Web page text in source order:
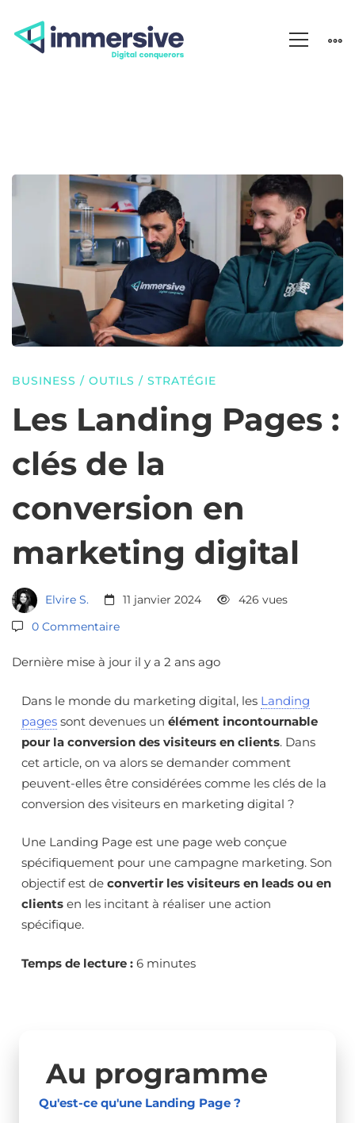
Les
Landing
Pages
:
clés
de
la
conversion
en
marketing
digital
BUSINESS / OUTILS / STRATÉGIE
Les Landing Pages :
clés de la
conversion en
marketing digital
Elvire S. 11 janvier 2024
426 vues
0 Commentaire
Dernière mise à jour il y a 2 ans ago
Dans le monde du marketing digital, les Landing
pages sont devenues un élément incontournable
pour la conversion des visiteurs en clients. Dans
cet article, on va alors se demander comment
peuvent-elles être considérées comme les clés de la
conversion des visiteurs en marketing digital ?
Une Landing Page est une page web conçue
spécifiquement pour une campagne marketing. Son
objectif est de convertir les visiteurs en leads ou en
clients en les incitant à réaliser une action
spécifique.
Temps de lecture : 6 minutes
Au programme
Qu'est-ce qu'une Landing Page ?